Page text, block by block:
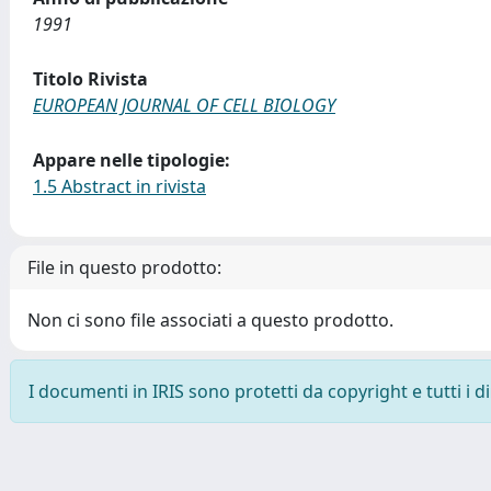
1991
Titolo Rivista
EUROPEAN JOURNAL OF CELL BIOLOGY
Appare nelle tipologie:
1.5 Abstract in rivista
File in questo prodotto:
Non ci sono file associati a questo prodotto.
I documenti in IRIS sono protetti da copyright e tutti i